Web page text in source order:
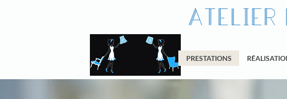
Atelier
PRESTATIONS